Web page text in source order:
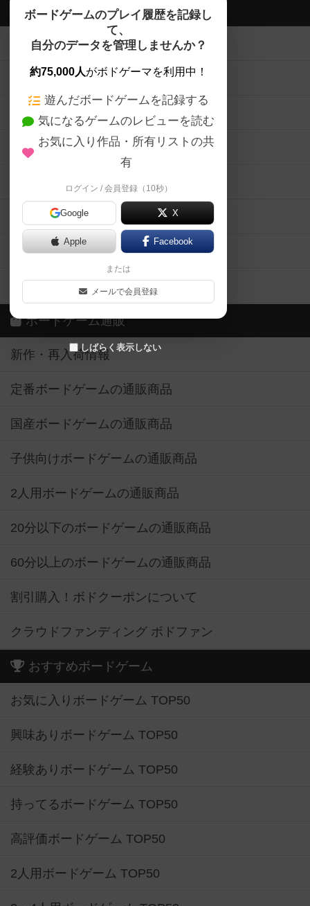
ボードゲームのプレイ履歴を記録し
て、
自分のデータを管理しませんか？
約75,000人がボドゲーマを利用中！
遊んだボードゲームを記録する
気になるゲームのレビューを読む
お気に入り作品・所有リストの共
有
ログイン / 会員登録（10秒）
Google X
Apple Facebook
または
メールで会員登録
しばらく表示しない
ボドゲーマTOP
ボードゲームを検索する
ボードゲームの新着レビュー
ボードゲーム会情報
メカニクス特集
掲示板・トピックス
ボドとも・会員一覧
ボードゲーム業界コラム
ボドゲーマご利用案内
ボードゲーム通販
新作・再入荷情報
定番ボードゲームの通販商品
国産ボードゲームの通販商品
子供向けボードゲームの通販商品
2人用ボードゲームの通販商品
20分以下のボードゲームの通販商品
60分以上のボードゲームの通販商品
割引購入！ボドクーポンについて
クラウドファンディング ボドファン
おすすめボードゲーム
お気に入りボードゲーム TOP50
興味ありボードゲーム TOP50
経験ありボードゲーム TOP50
持ってるボードゲーム TOP50
高評価ボードゲーム TOP50
2人用ボードゲーム TOP50